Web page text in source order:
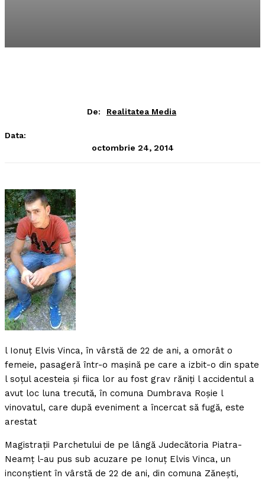
De: Realitatea Media
Data:
octombrie 24, 2014
l Ionuţ Elvis Vinca, în vârstă de 22 de ani, a omorât o
femeie, pasageră într-o maşină pe care a izbit-o din spate
l soţul acesteia şi fiica lor au fost grav răniţi l accidentul a
avut loc luna trecută, în comuna Dumbrava Roşie l
vinovatul, care după eveniment a încercat să fugă, este
arestat
Magistraţii Parchetului de pe lângă Judecătoria Piatra-
Neamţ l-au pus sub acuzare pe Ionuţ Elvis Vinca, un
inconştient în vârstă de 22 de ani, din comuna Zăneşti,